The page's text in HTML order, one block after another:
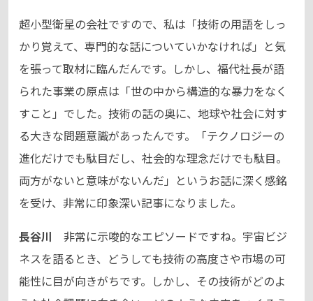
超小型衛星の会社ですので、私は「技術の用語をしっ
かり覚えて、専門的な話についていかなければ」と気
を張って取材に臨んだんです。しかし、福代社長が語
られた事業の原点は「世の中から構造的な暴力をなく
すこと」でした。技術の話の奥に、地球や社会に対す
る大きな問題意識があったんです。「テクノロジーの
進化だけでも駄目だし、社会的な理念だけでも駄目。
両方がないと意味がないんだ」というお話に深く感銘
を受け、非常に印象深い記事になりました。
長谷川 非常に示唆的なエピソードですね。宇宙ビジ
ネスを語るとき、どうしても技術の高度さや市場の可
能性に目が向きがちです。しかし、その技術がどのよ